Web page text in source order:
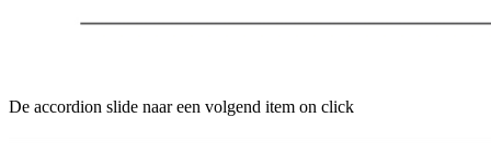
De accordion slide naar een volgend item on click